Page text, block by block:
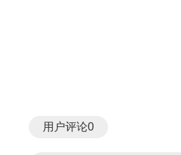
用户评论0